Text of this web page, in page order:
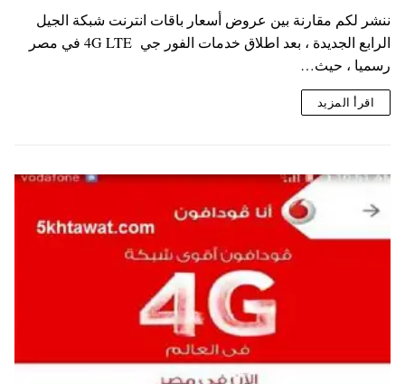
ننشر لكم مقارنة بين عروض أسعار باقات انترنت شبكة الجيل
الرابع الجديدة ، بعد اطلاق خدمات الفور جي 4G LTE في مصر
رسميا ، حيث…
اقرأ المزيد